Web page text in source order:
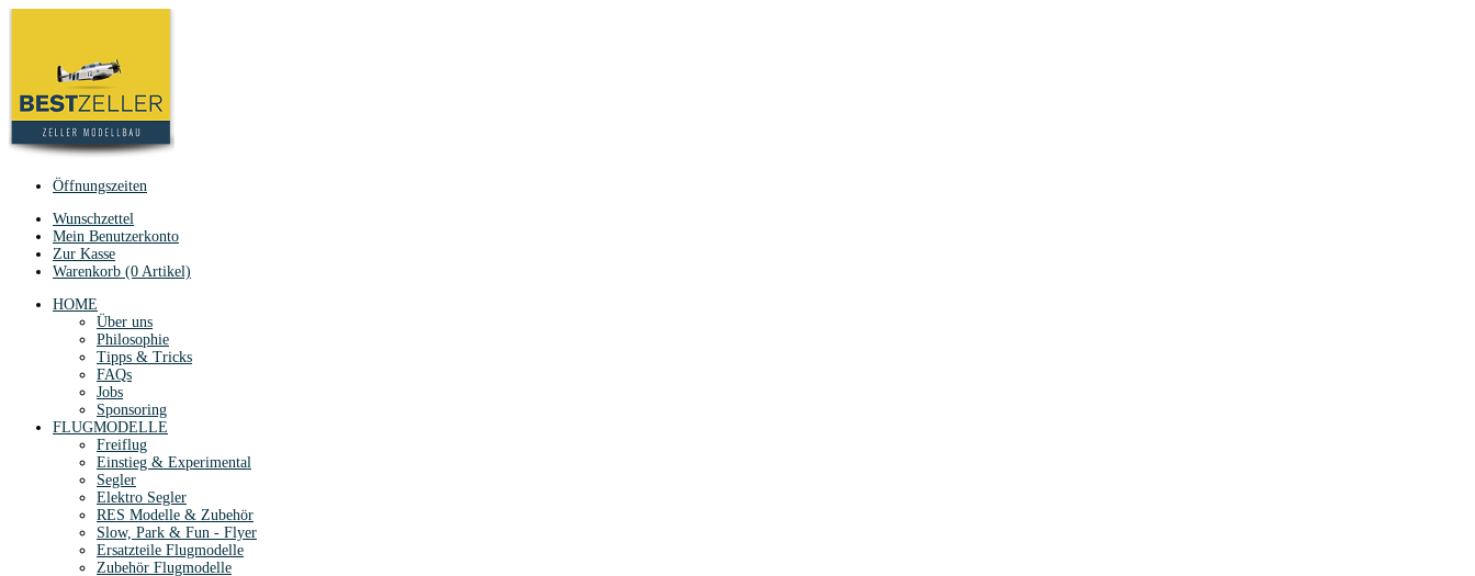
Öffnungszeiten
Wunschzettel
Mein Benutzerkonto
Zur Kasse
Warenkorb (0 Artikel)
HOME
Über uns
Philosophie
Tipps & Tricks
FAQs
Jobs
Sponsoring
FLUGMODELLE
Freiflug
Einstieg & Experimental
Segler
Elektro Segler
RES Modelle & Zubehör
Slow, Park & Fun - Flyer
Ersatzteile Flugmodelle
Zubehör Flugmodelle